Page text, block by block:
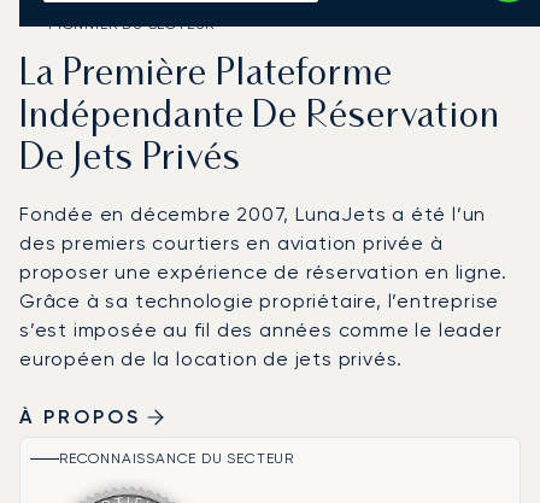
PIONNIER DU SECTEUR
La Première Plateforme
Indépendante De Réservation
De Jets Privés
Fondée en décembre 2007, LunaJets a été l’un
des premiers courtiers en aviation privée à
proposer une expérience de réservation en ligne.
Grâce à sa technologie propriétaire, l’entreprise
s’est imposée au fil des années comme le leader
européen de la location de jets privés.
À PROPOS
RECONNAISSANCE DU SECTEUR